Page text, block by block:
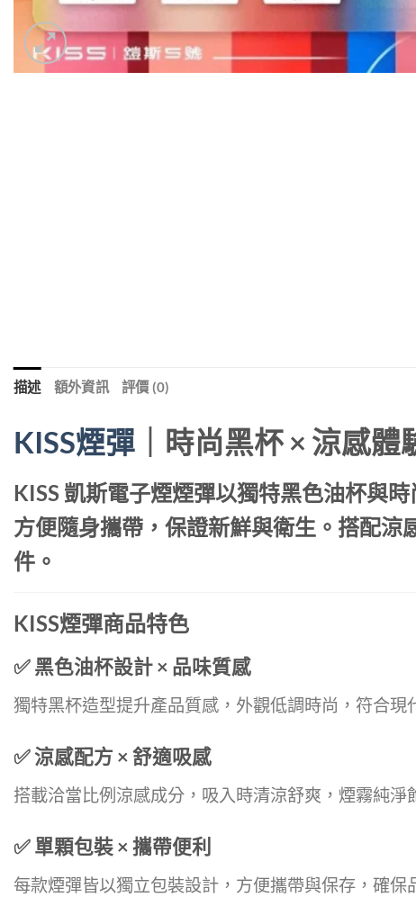
描述 額外資訊 評價 (0)
KISS煙彈 ｜時尚黑杯 × 涼感
KISS 凱斯電子煙煙彈以獨特黑色油杯與
方便隨身攜帶，保證新鮮與衛生。搭配
件。
KISS煙彈商品特色
✅ 黑色油杯設計 × 品味質感
獨特黑杯造型提升產品質感，外觀低調時尚，符合現
✅ 涼感配方 × 舒適吸感
搭載洽當比例涼感成分，吸入時清涼舒爽，煙霧純淨
✅ 單顆包裝 × 攜帶便利
每款煙彈皆以獨立包裝設計，方便攜帶與保存，確保